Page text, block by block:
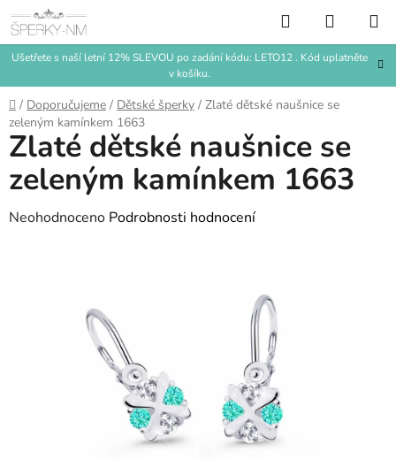
na
obsah
Ušetřete s naší letní 12% SLEVOU po zadání kódu: LETO12 . Kód uplatněte
v košíku.
Hledat
KOŠÍK
Domů
/ Doporučujeme / Dětské šperky / Zlaté dětské naušnice se
zeleným kamínkem 1663
Zlaté dětské naušnice se
zeleným kamínkem 1663
Průměrné
Neohodnoceno Podrobnosti hodnocení